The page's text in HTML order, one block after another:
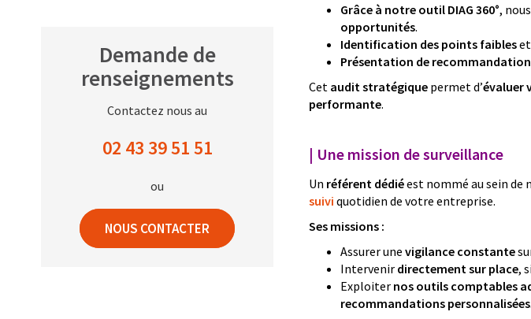
Grâce à notre outil DIAG 360°,
opportunités.
Identification des points faibles
Présentation de
Cet audit stratégique permet d’évaluer
performante.
| Une mission de surveillance
Un référent dédiéest nommé au sein de
suivi quotidien de votre entreprise.
Ses missions :
Assurer une vigilance constante
Intervenir directement sur place,
Exploiter nos outils comptables
recommandations personnalisées.
Demande de
renseignements
Contactez nous au
02 43 39 51 51
ou
NOUS CONTACTER